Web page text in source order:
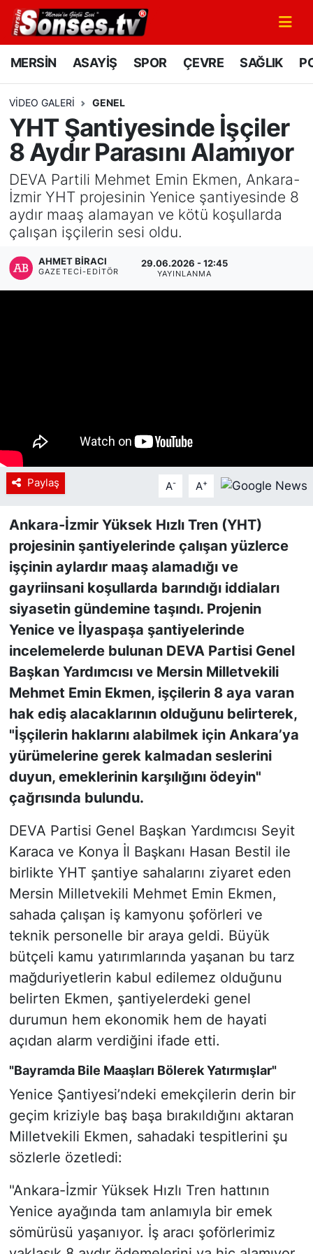
MERSİN ASAYİŞ SPOR ÇEVRE SAĞLIK
VIDEO GALERI GENEL
YHT Şantiyesinde İşçiler
8 Aydır Parasını Alamıyor
DEVA Partili Mehmet Emin Ekmen, Ankara-
İzmir YHT projesinin Yenice şantiyesinde 8
aydır maaş alamayan ve kötü koşullarda
çalışan işçilerin sesi oldu.
AHMET BIRACI
GAZETECI-EDITÖR
29.06.2026 - 12:45
YAYINLANMA
Paylaş A- A+
Ankara-İzmir Yüksek Hızlı Tren (YHT)
projesinin şantiyelerinde çalışan yüzlerce
işçinin aylardır maaş alamadığı ve
gayriinsani koşullarda barındığı iddiaları
siyasetin gündemine taşındı. Projenin
Yenice ve İlyaspaşa şantiyelerinde
incelemelerde bulunan DEVA Partisi Genel
Başkan Yardımcısı ve Mersin Milletvekili
Mehmet Emin Ekmen, işçilerin 8 aya varan
hak ediş alacaklarının olduğunu belirterek,
"İşçilerin haklarını alabilmek için Ankara’ya
yürümelerine gerek kalmadan seslerini
duyun, emeklerinin karşılığını ödeyin"
çağrısında bulundu.
DEVA Partisi Genel Başkan Yardımcısı Seyit
Karaca ve Konya İl Başkanı Hasan Bestil ile
birlikte YHT şantiye sahalarını ziyaret eden
Mersin Milletvekili Mehmet Emin Ekmen,
sahada çalışan iş kamyonu şoförleri ve
teknik personelle bir araya geldi. Büyük
bütçeli kamu yatırımlarında yaşanan bu tarz
mağduriyetlerin kabul edilemez olduğunu
belirten Ekmen, şantiyelerdeki genel
durumun hem ekonomik hem de hayati
açıdan alarm verdiğini ifade etti.
"Bayramda Bile Maaşları Bölerek Yatırmışlar"
Yenice Şantiyesi’ndeki emekçilerin derin bir
geçim kriziyle baş başa bırakıldığını aktaran
Milletvekili Ekmen, sahadaki tespitlerini şu
sözlerle özetledi:
"Ankara-İzmir Yüksek Hızlı Tren hattının
Yenice ayağında tam anlamıyla bir emek
sömürüsü yaşanıyor. İş aracı şoförlerimiz
MERSİN
SPOR
GÜNÜN MANŞETİ
DÜNYA
KÜLTÜR - SANAT
MAGAZİN
Tanıtım
Mersin Nöbetçi Eczaneler
Mersin Namaz Vakitleri
Mersin Trafik Yoğunluk Haritası
Süper Lig Puan Durumu ve Fikstür
Tüm Manşetler
Son Dakika Haberleri